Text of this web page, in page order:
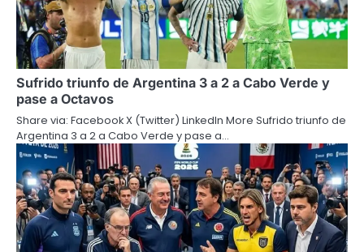
Sufrido triunfo de Argentina 3 a 2 a Cabo Verde y
pase a Octavos
Share via: Facebook X (Twitter) LinkedIn More Sufrido triunfo de
Argentina 3 a 2 a Cabo Verde y pase a…